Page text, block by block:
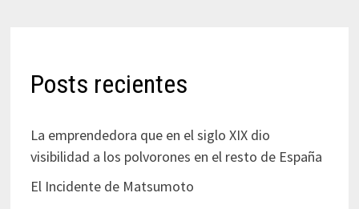
Posts recientes
La emprendedora que en el siglo XIX dio
visibilidad a los polvorones en el resto de España
El Incidente de Matsumoto